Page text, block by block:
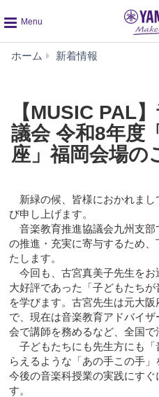
global
navigation
ホーム 新着情報
教
育
推
進
会
和
8
度
「音
楽
科
特
別
講
座」
【MUSIC PAL
議会 令和8年度
座」福岡会場の
新緑の候、皆様におかれまし
び申し上げます。
音楽教育推進協議会九州支部
の推進・充実に寄与するため
たします。
今回も、古宮真美子先生をお
大好評であった「子どもたちが
を学びます。古宮先生は元大
で、現在は音楽教育アドバイ
会で講師を務めるなど、全国で
子どもたちにも先生方にも「
らえるような「あの手この手」
今後の音楽科授業の実践にす
す。